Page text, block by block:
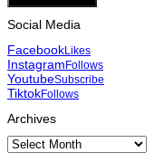
Social Media
FacebookLikes
InstagramFollows
YoutubeSubscribe
TiktokFollows
Archives
Archives